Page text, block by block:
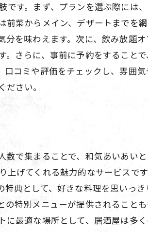
す。まず、プランを選ぶ際には
菜からメイン、デザートまでを
を味わえます。次に、飲み放題
さらに、事前に予約をすること
コミや評価をチェックし、雰囲
さい。
で集まることで、和気あいあい
げてくれる魅力的なサービスで
典として、好きな料理を思いっ
特別メニューが提供されること
最適な場所として、居酒屋は多